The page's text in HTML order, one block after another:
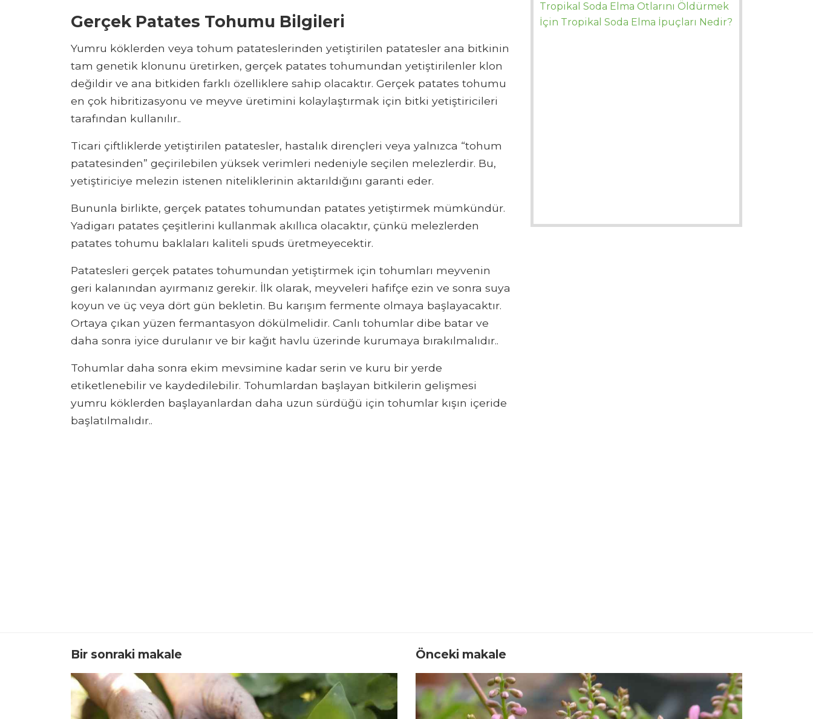
Gerçek Patates Tohumu Bilgileri
Yumru köklerden veya tohum patateslerinden yetiştirilen patatesler ana bitkinin
tam genetik klonunu üretirken, gerçek patates tohumundan yetiştirilenler klon
değildir ve ana bitkiden farklı özelliklere sahip olacaktır. Gerçek patates tohumu
en çok hibritizasyonu ve meyve üretimini kolaylaştırmak için bitki yetiştiricileri
tarafından kullanılır..
Ticari çiftliklerde yetiştirilen patatesler, hastalık dirençleri veya yalnızca “tohum
patatesinden” geçirilebilen yüksek verimleri nedeniyle seçilen melezlerdir. Bu,
yetiştiriciye melezin istenen niteliklerinin aktarıldığını garanti eder.
Bununla birlikte, gerçek patates tohumundan patates yetiştirmek mümkündür.
Yadigarı patates çeşitlerini kullanmak akıllıca olacaktır, çünkü melezlerden
patates tohumu baklaları kaliteli spuds üretmeyecektir.
Patatesleri gerçek patates tohumundan yetiştirmek için tohumları meyvenin
geri kalanından ayırmanız gerekir. İlk olarak, meyveleri hafifçe ezin ve sonra suya
koyun ve üç veya dört gün bekletin. Bu karışım fermente olmaya başlayacaktır.
Ortaya çıkan yüzen fermantasyon dökülmelidir. Canlı tohumlar dibe batar ve
daha sonra iyice durulanır ve bir kağıt havlu üzerinde kurumaya bırakılmalıdır..
Tohumlar daha sonra ekim mevsimine kadar serin ve kuru bir yerde
etiketlenebilir ve kaydedilebilir. Tohumlardan başlayan bitkilerin gelişmesi
yumru köklerden başlayanlardan daha uzun sürdüğü için tohumlar kışın içeride
başlatılmalıdır..
Tropikal Soda Elma Otlarını Öldürmek
İçin Tropikal Soda Elma İpuçları Nedir?
Bir sonraki makale Önceki makale